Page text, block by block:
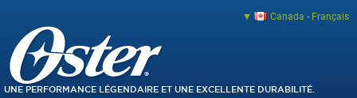
Canada - Français
UNE PERFORMANCE LÉGENDAIRE ET UNE EXCELLENTE DURABILITÉ.